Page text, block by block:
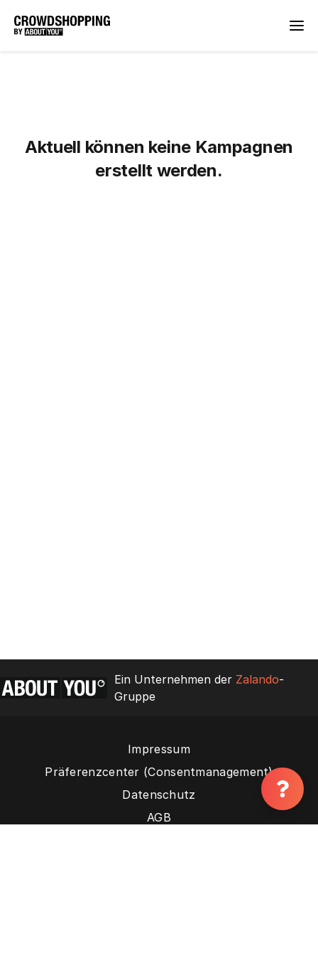
Aktuell können keine Kampagnen
erstellt werden.
Ein Unternehmen der Zalando-
Gruppe
Impressum
Präferenzcenter (Consentmanagement)
Datenschutz
AGB